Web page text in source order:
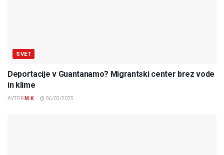
SVET
Deportacije v Guantanamo? Migrantski center brez vode
in klime
AVTOR M.K. 06/03/2025